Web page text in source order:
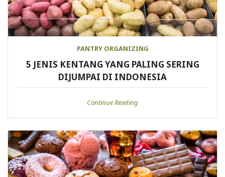
PANTRY ORGANIZING
5 JENIS KENTANG YANG PALING SERING
DIJUMPAI DI INDONESIA
Continue Reading